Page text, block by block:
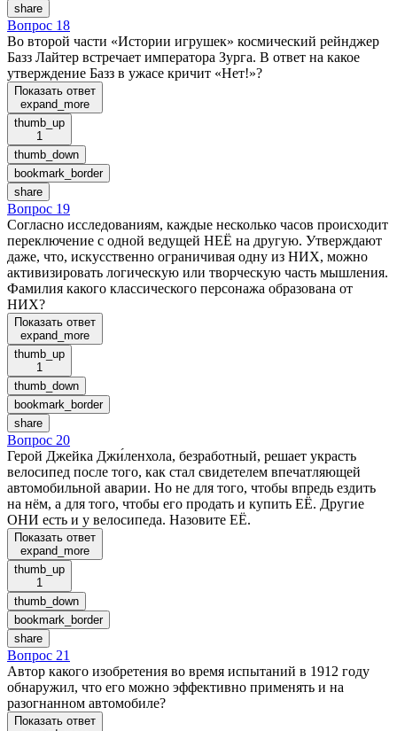
share
Вопрос 18
Во второй части «Истории игрушек» космический рейнджер
Базз Лайтер встречает императора Зурга. В ответ на какое
утверждение Базз в ужасе кричит «Нет!»?
Показать ответ
expand_more
thumb_up
1
thumb_down
bookmark_border
share
Вопрос 19
Согласно исследованиям, каждые несколько часов происходит
переключение с одной ведущей НЕЁ на другую. Утверждают
даже, что, искусственно ограничивая одну из НИХ, можно
активизировать логическую или творческую часть мышления.
Фамилия какого классического персонажа образована от
НИХ?
Показать ответ
expand_more
thumb_up
1
thumb_down
bookmark_border
share
Вопрос 20
Герой Джейка Джи́ленхола, безработный, решает украсть
велосипед после того, как стал свидетелем впечатляющей
автомобильной аварии. Но не для того, чтобы впредь ездить
на нём, а для того, чтобы его продать и купить ЕЁ. Другие
ОНИ есть и у велосипеда. Назовите ЕЁ.
Показать ответ
expand_more
thumb_up
1
thumb_down
bookmark_border
share
Вопрос 21
Автор какого изобретения во время испытаний в 1912 году
обнаружил, что его можно эффективно применять и на
разогнанном автомобиле?
Показать ответ